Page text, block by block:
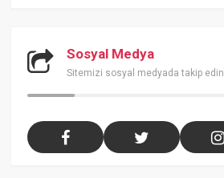
Sosyal Medya
Sitemizi sosyal medyada takip edin